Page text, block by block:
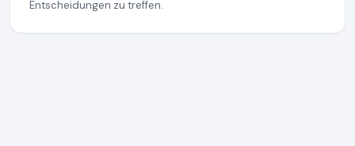
Entscheidungen zu treffen.